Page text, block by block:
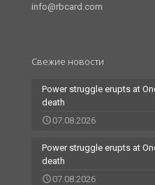
info@rbcard.com
Свежие новости
Power struggle erupts at
death
07.08.2026
Power struggle erupts at
death
07.08.2026